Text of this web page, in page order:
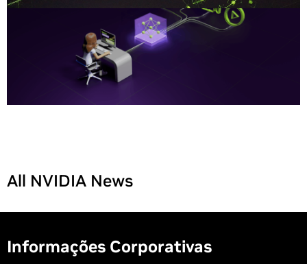
All NVIDIA News
Informações Corporativas